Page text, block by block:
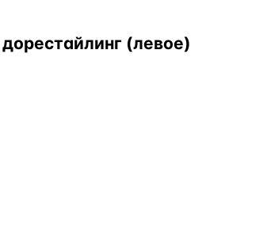
(левое)